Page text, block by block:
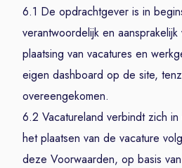
6.1 De opdrachtgever is in
verantwoordelijk en
plaatsing van vacatures en
eigen dashboard op de site,
overeengekomen.
6.2 Vacatureland verbindt zich
het plaatsen van de vacature
deze Voorwaarden, op basis